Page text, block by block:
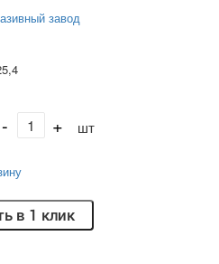
завод
- + шт
в 1 клик